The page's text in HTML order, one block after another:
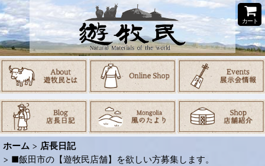
カート
ホーム > 店長日記
> ■飯田市の【遊牧民店舗】を欲しい方募集します。